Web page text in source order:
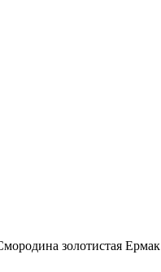
золотистая Ермак